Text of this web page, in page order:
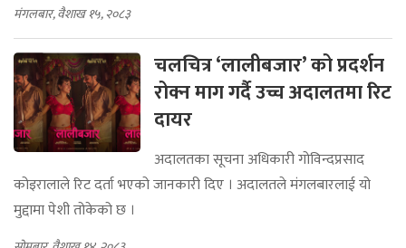
मंगलबार, वैशाख १५, २०८३
चलचित्र ‘लालीबजार’ को प्रदर्शन
रोक्न माग गर्दै उच्च अदालतमा रिट
दायर
अदालतका सूचना अधिकारी गोविन्दप्रसाद
कोइरालाले रिट दर्ता भएको जानकारी दिए । अदालतले मंगलबारलाई यो
मुद्दामा पेशी तोकेको छ ।